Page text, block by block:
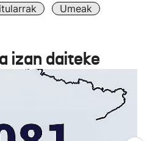
Umeak
izan daiteke